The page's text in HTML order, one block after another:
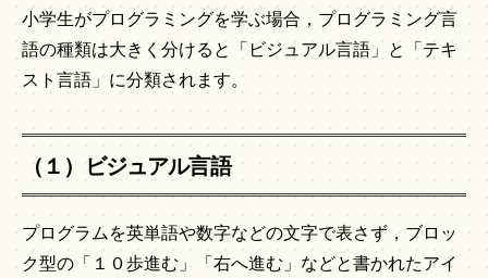
小学生がプログラミングを学ぶ場合，プログラミング言
語の種類は大きく分けると「ビジュアル言語」と「テキ
スト言語」に分類されます。
（１）ビジュアル言語
プログラムを英単語や数字などの文字で表さず，ブロッ
ク型の「１０歩進む」「右へ進む」などと書かれたアイ